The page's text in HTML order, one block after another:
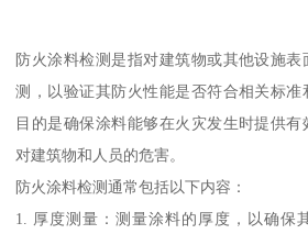
防火涂料检测是指对建筑物或其他设施
测，以验证其防火性能是否符合相关标
目的是确保涂料能够在火灾发生时提供
对建筑物和人员的危害。
防火涂料检测通常包括以下内容：
1. 厚度测量：测量涂料的厚度，以确保